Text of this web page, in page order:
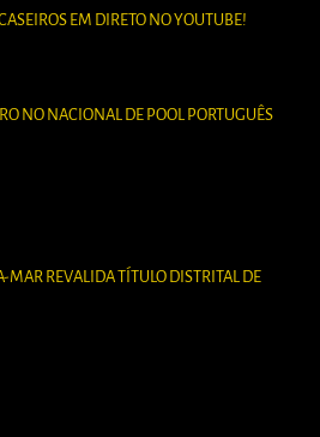
EM DIRETO NO YOUTUBE!
NO NACIONAL DE POOL PORTUGUÊS
MAR REVALIDA TÍTULO DISTRITAL DE